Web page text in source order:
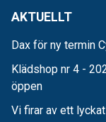
AKTUELLT
Dax för ny termin
Klädshop nr 4 -
öppen
Vi firar av ett